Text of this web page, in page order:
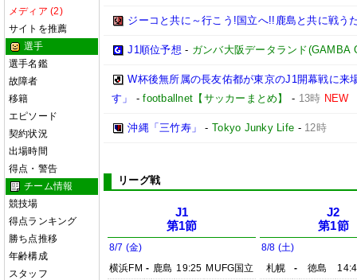
メディア (2)
サイトを推薦
選手
選手名鑑
故障者
移籍
エピソード
契約状況
出場時間
得点・警告
チーム情報
競技場
得点ランキング
勝ち点推移
年齢構成
スタッフ
ジーコと共に～行こう!国立へ!!鹿島と共に戦う
J1順位予想 - ガンバ大阪データランド(GAMBA
W杯後無所属の長友佑都が東京のJ1開幕戦に来
す」
-footballnet【サッカーまとめ】 - 13時 NEW
沖縄「三竹寿」 - Tokyo Junky Life - 12時
リーグ戦
J1
第1節
8/7 (金)
横浜FM - 鹿島 19:25 MUFG国立
J2
第1節
8/8 (土)
札幌
- 徳島